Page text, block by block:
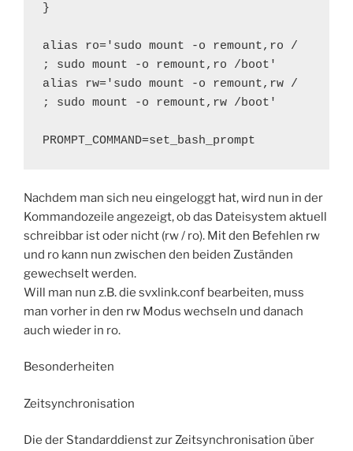
}
alias ro='sudo mount -o remount,ro /
; sudo mount -o remount,ro /boot'
alias rw='sudo mount -o remount,rw /
; sudo mount -o remount,rw /boot'
PROMPT_COMMAND=set_bash_prompt
Nachdem man sich neu eingeloggt hat, wird nun in der
Kommandozeile angezeigt, ob das Dateisystem aktuell
schreibbar ist oder nicht (rw / ro). Mit den Befehlen rw
und ro kann nun zwischen den beiden Zuständen
gewechselt werden.
Will man nun z.B. die svxlink.conf bearbeiten, muss
man vorher in den rw Modus wechseln und danach
auch wieder in ro.
Besonderheiten
Zeitsynchronisation
Die der Standarddienst zur Zeitsynchronisation über